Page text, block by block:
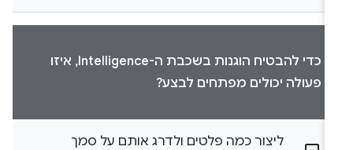
כדי להבטיח הוגנות בשכבת ה-Intelligence, איזו
פעולה יכולים מפתחים לבצע?
ליצור כמה פלטים ולדרג אותם על סמך